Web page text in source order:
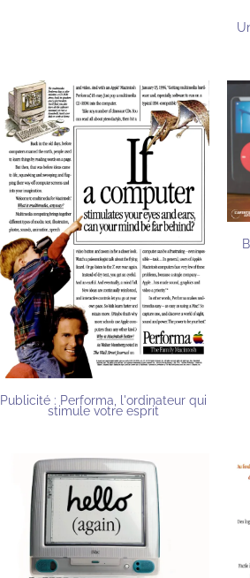
Publicité : Performa, l'ordinateur qui
stimule votre esprit